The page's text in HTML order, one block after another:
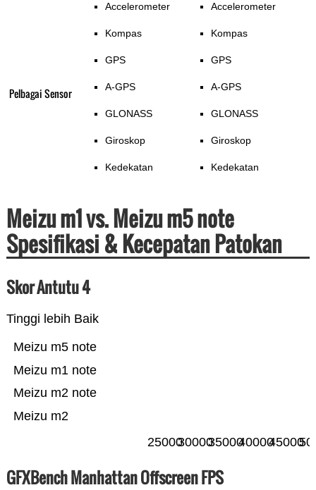
Pelbagai Sensor
Accelerometer
Kompas
GPS
A-GPS
GLONASS
Giroskop
Kedekatan
Accelerometer
Kompas
GPS
A-GPS
GLONASS
Giroskop
Kedekatan
Meizu m1 vs. Meizu m5 note
Spesifikasi & Kecepatan Patokan
Skor Antutu 4
Tinggi lebih Baik
Meizu m2
Meizu m2 note
Meizu m1 note
Meizu m5 note
2500030000350004000045000
GFXBench Manhattan Offscreen FPS